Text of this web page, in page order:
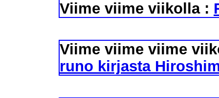
Viime viime viikolla :
Viime viime viime
runo kirjasta